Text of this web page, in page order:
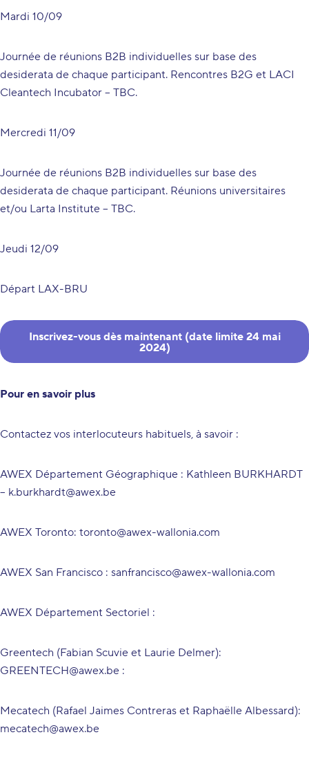
Mardi 10/09
Journée de réunions B2B individuelles sur base des
desiderata de chaque participant. Rencontres B2G et LACI
Cleantech Incubator – TBC.
Mercredi 11/09
Journée de réunions B2B individuelles sur base des
desiderata de chaque participant. Réunions universitaires
et/ou Larta Institute – TBC.
Jeudi 12/09
Départ LAX-BRU
Inscrivez-vous dès maintenant (date limite 24 mai
2024)
Pour en savoir plus
Contactez vos interlocuteurs habituels, à savoir :
AWEX Département Géographique : Kathleen BURKHARDT
– k.burkhardt@awex.be
AWEX Toronto: toronto@awex-wallonia.com
AWEX San Francisco : sanfrancisco@awex-wallonia.com
AWEX Département Sectoriel :
Greentech (Fabian Scuvie et Laurie Delmer):
GREENTECH@awex.be :
Mecatech (Rafael Jaimes Contreras et Raphaëlle Albessard):
mecatech@awex.be